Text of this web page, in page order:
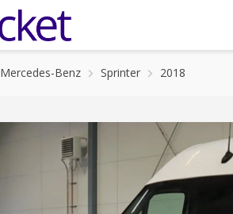
Mercedes-Benz Sprinter 2018